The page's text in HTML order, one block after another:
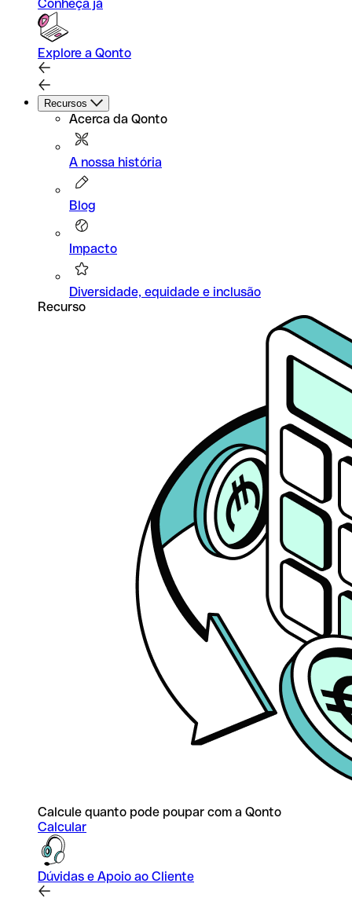
Conheça já
Explore a Qonto
Recursos
Acerca da Qonto
A nossa história
Blog
Impacto
Diversidade, equidade e inclusão
Recurso
Calcule quanto pode poupar com a Qonto
Calcular
Dúvidas e Apoio ao Cliente